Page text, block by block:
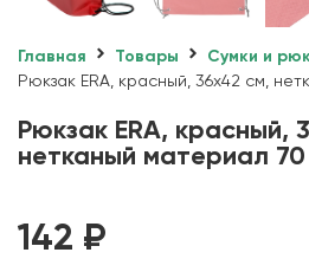
Главная Товары Сумки и
Рюкзак ERA, красный, 36х42 см,
Рюкзак ERA, красный,
нетканый материал
142 ₽